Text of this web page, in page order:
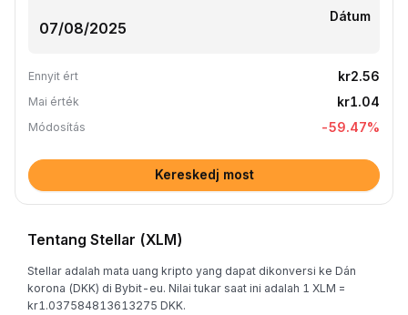
Dátum
Ennyit ért kr2.56
Mai érték kr1.04
Módosítás -59.47%
Kereskedj most
Tentang Stellar (XLM)
Stellar adalah mata uang kripto yang dapat dikonversi ke Dán
korona (DKK) di Bybit-eu. Nilai tukar saat ini adalah 1 XLM =
kr1.037584813613275 DKK.